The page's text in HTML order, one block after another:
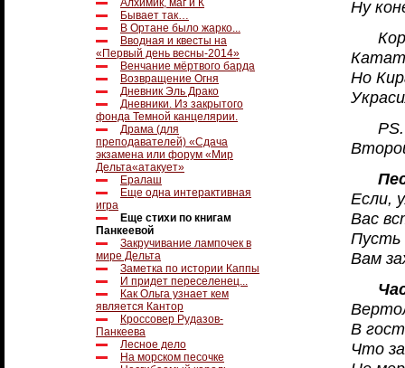
Алхимик, маг и К
Бывает так…
В Ортане было жарко...
Вводная и квесты на
«Первый день весны-2014»
Венчание мёртвого барда
Возвращение Огня
Дневник Эль Драко
Дневники. Из закрытого
фонда Темной канцелярии.
Драма (для
преподавателей) «Сдача
экзамена или форум «Мир
Дельта«атакует»
Ералаш
Еще одна интерактивная
игра
Еще стихи по книгам
Панкеевой
Закручивание лампочек в
мире Дельта
Заметка по истории Каппы
И придет переселенец...
Как Ольга узнает кем
является Кантор
Кроссовер Рудазов-
Панкеева
Лесное дело
На морском песочке
Ну
Но
Если,
Вас
Пусть
Вам
В
Что